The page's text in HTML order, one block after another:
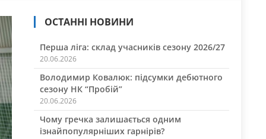
ОСТАННІ НОВИНИ
Перша ліга: склад учасників сезону 2026/27
20.06.2026
Володимир Ковалюк: підсумки дебютного
сезону НК “Пробій”
20.06.2026
Чому гречка залишається одним
ізнайпопулярніших гарнірів?